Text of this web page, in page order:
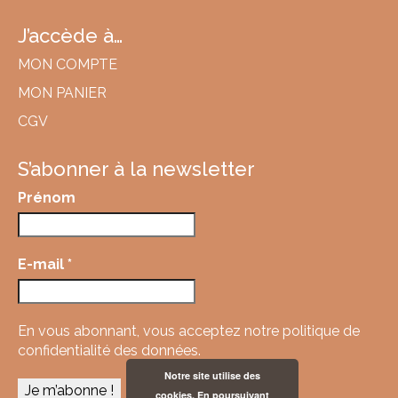
J’accède à…
MON COMPTE
MON PANIER
CGV
S’abonner à la newsletter
Prénom
E-mail *
En vous abonnant, vous acceptez notre politique de
confidentialité des données.
Notre site utilise des
cookies. En poursuivant